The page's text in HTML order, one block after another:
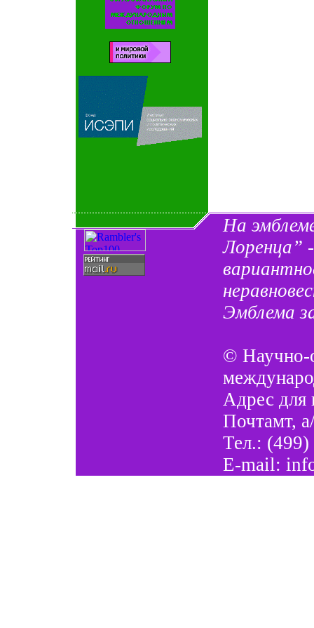
На
Лоренца”
Эмблема
© Научно-
Адрес для
Почтамт,
Тел.:
E-mail: